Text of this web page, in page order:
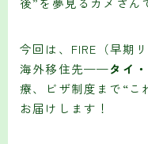
今回は、FIRE（早期
海外移住先——タイ
療、ビザ制度まで“こ
お届けします！